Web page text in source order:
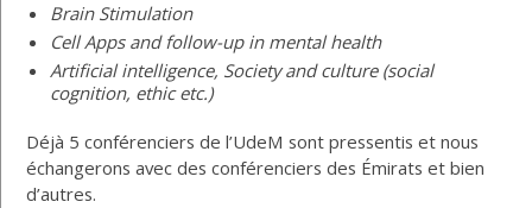
Brain Stimulation
Cell Apps and follow-up in mental health
Artificial intelligence, Society and culture (social
cognition, ethic etc.)
Déjà 5 conférenciers de l’UdeM sont pressentis et nous
échangerons avec des conférenciers des Émirats et bien
d’autres.